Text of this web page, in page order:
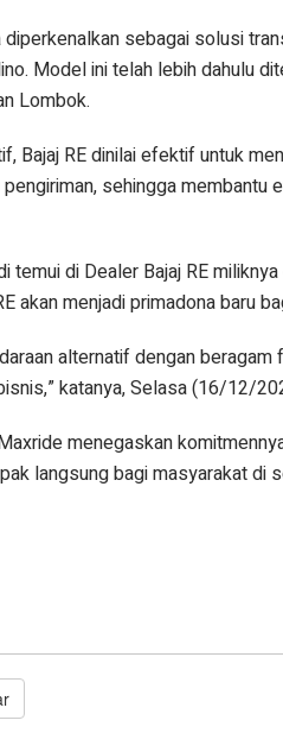
diperkenalkan sebagai solusi
Model ini telah lebih dahulu
Lombok.
Bajaj RE dinilai efektif untuk
sehingga
temui di Dealer Bajaj RE
akan menjadi primadona baru
alternatif dengan
katanya, Selasa (16/12/
menegaskan
langsung bagi masyarakat di